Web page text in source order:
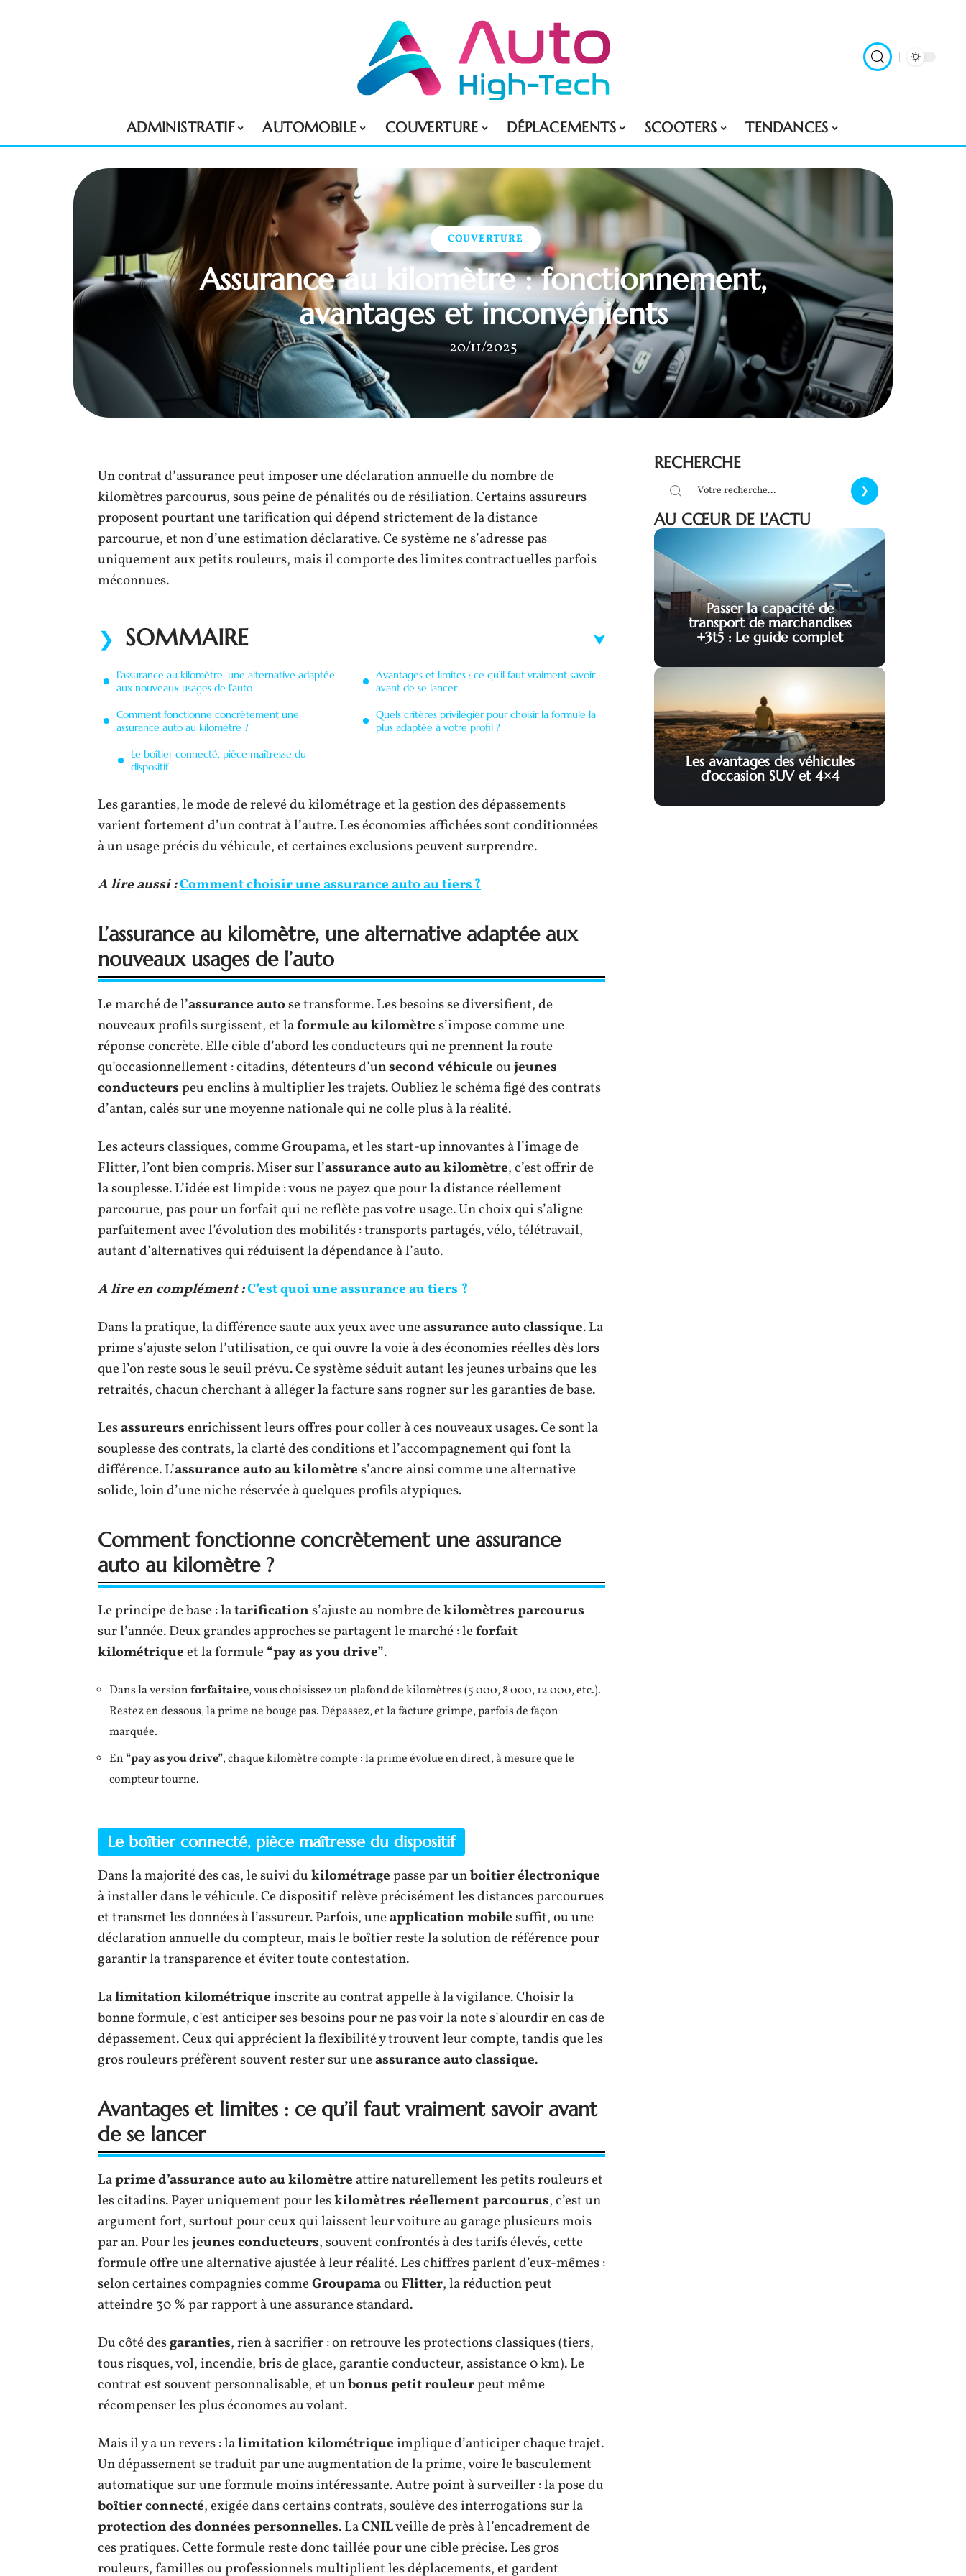
ADMINISTRATIF AUTOMOBILE COUVERTURE DÉPLACEMENTS SCOOTERS TENDANCES
COUVERTURE
Assurance au kilomètre : fonctionnement,
avantages et inconvénients
20/11/2025
Un contrat d’assurance peut imposer une déclaration annuelle du nombre de
kilomètres parcourus, sous peine de pénalités ou de résiliation. Certains assureurs
proposent pourtant une tarification qui dépend strictement de la distance
parcourue, et non d’une estimation déclarative. Ce système ne s’adresse pas
uniquement aux petits rouleurs, mais il comporte des limites contractuelles parfois
méconnues.
SOMMAIRE
L’assurance au kilomètre, une alternative adaptée
aux nouveaux usages de l’auto
Comment fonctionne concrètement une
assurance auto au kilomètre ?
Le boîtier connecté, pièce maîtresse du
dispositif
Avantages et limites : ce qu’il faut vraiment savoir
avant de se lancer
Quels critères privilégier pour choisir la formule la
plus adaptée à votre profil ?
Les garanties, le mode de relevé du kilométrage et la gestion des dépassements
varient fortement d’un contrat à l’autre. Les économies affichées sont conditionnées
à un usage précis du véhicule, et certaines exclusions peuvent surprendre.
A lire aussi :Comment choisir une assurance auto au tiers ?
L’assurance au kilomètre, une alternative adaptée aux
nouveaux usages de l’auto
Le marché de l’assurance autose transforme. Les besoins se diversifient, de
nouveaux profils surgissent, et laformule au kilomètres’impose comme une
réponse concrète. Elle cible d’abord les conducteurs qui ne prennent la route
qu’occasionnellement : citadins, détenteurs d’unsecond véhiculeoujeunes
conducteurspeu enclins à multiplier les trajets. Oubliez le schéma figé des contrats
d’antan, calés sur une moyenne nationale qui ne colle plus à la réalité.
Les acteurs classiques, comme Groupama, et les start-up innovantes à l’image de
Flitter, l’ont bien compris. Miser sur l’assurance auto au kilomètre, c’est offrir de
la souplesse. L’idée est limpide : vous ne payez que pour la distance réellement
parcourue, pas pour un forfait qui ne reflète pas votre usage. Un choix qui s’aligne
parfaitement avec l’évolution des mobilités : transports partagés, vélo, télétravail,
autant d’alternatives qui réduisent la dépendance à l’auto.
A lire en complément :C’est quoi une assurance au tiers ?
Dans la pratique, la différence saute aux yeux avec uneassurance auto classique. La
prime s’ajuste selon l’utilisation, ce qui ouvre la voie à des économies réelles dès lors
que l’on reste sous le seuil prévu. Ce système séduit autant les jeunes urbains que les
retraités, chacun cherchant à alléger la facture sans rogner sur les garanties de base.
Lesassureursenrichissent leurs offres pour coller à ces nouveaux usages. Ce sont la
souplesse des contrats, la clarté des conditions et l’accompagnement qui font la
différence. L’assurance auto au kilomètres’ancre ainsi comme une alternative
solide, loin d’une niche réservée à quelques profils atypiques.
Comment fonctionne concrètement une assurance
auto au kilomètre ?
Le principe de base : latarifications’ajuste au nombre dekilomètres parcourus
sur l’année. Deux grandes approches se partagent le marché : leforfait
kilométriqueet la formule“pay as you drive”.
Dans la versionforfaitaire, vous choisissez un plafond de kilomètres (5 000, 8 000, 12 000, etc.).
Restez en dessous, la prime ne bouge pas. Dépassez, et la facture grimpe, parfois de façon
marquée.
En “pay as you drive”, chaque kilomètre compte : la prime évolue en direct, à mesure que le
compteur tourne.
Le boîtier connecté, pièce maîtresse du dispositif
Dans la majorité des cas, le suivi dukilométragepasse par unboîtier électronique
à installer dans le véhicule. Ce dispositif relève précisément les distances parcourues
et transmet les données à l’assureur. Parfois, uneapplication mobilesuffit, ou une
déclaration annuelle du compteur, mais le boîtier reste la solution de référence pour
garantir la transparence et éviter toute contestation.
Lalimitation kilométriqueinscrite au contrat appelle à la vigilance. Choisir la
bonne formule, c’est anticiper ses besoins pour ne pas voir la note s’alourdir en cas de
dépassement. Ceux qui apprécient la flexibilité y trouvent leur compte, tandis que les
gros rouleurs préfèrent souvent rester sur uneassurance auto classique.
Avantages et limites : ce qu’il faut vraiment savoir avant
de se lancer
Laprime d’assurance auto au kilomètre attire naturellement les petits rouleurs et
les citadins. Payer uniquement pour leskilomètres réellement parcourus, c’est un
argument fort, surtout pour ceux qui laissent leur voiture au garage plusieurs mois
par an. Pour lesjeunes conducteurs, souvent confrontés à des tarifs élevés, cette
formule offre une alternative ajustée à leur réalité. Les chiffres parlent d’eux-mêmes :
selon certaines compagnies commeGroupamaouFlitter, la réduction peut
atteindre 30 % par rapport à une assurance standard.
Du côté desgaranties, rien à sacrifier : on retrouve les protections classiques (tiers,
tous risques, vol, incendie, bris de glace, garantie conducteur, assistance 0 km). Le
contrat est souvent personnalisable, et unbonus petit rouleurpeut même
récompenser les plus économes au volant.
Mais il y a un revers : lalimitation kilométriqueimplique d’anticiper chaque trajet.
Un dépassement se traduit par une augmentation de la prime, voire le basculement
automatique sur une formule moins intéressante. Autre point à surveiller : la pose du
boîtier connecté, exigée dans certains contrats, soulève des interrogations sur la
protection des données personnelles. LaCNILveille de près à l’encadrement de
ces pratiques. Cette formule reste donc taillée pour une cible précise. Les gros
rouleurs, familles ou professionnels multiplient les déplacements, et gardent
RECHERCHE
AU CŒUR DE L’ACTU
Passer la capacité de
transport de marchandises
+3t5 : Le guide complet
Les avantages des véhicules
d’occasion SUV et 4×4